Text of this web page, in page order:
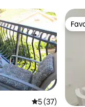
Gemiddelde
5 (37)